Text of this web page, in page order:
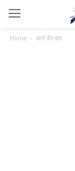
Home आर्य वीर दल